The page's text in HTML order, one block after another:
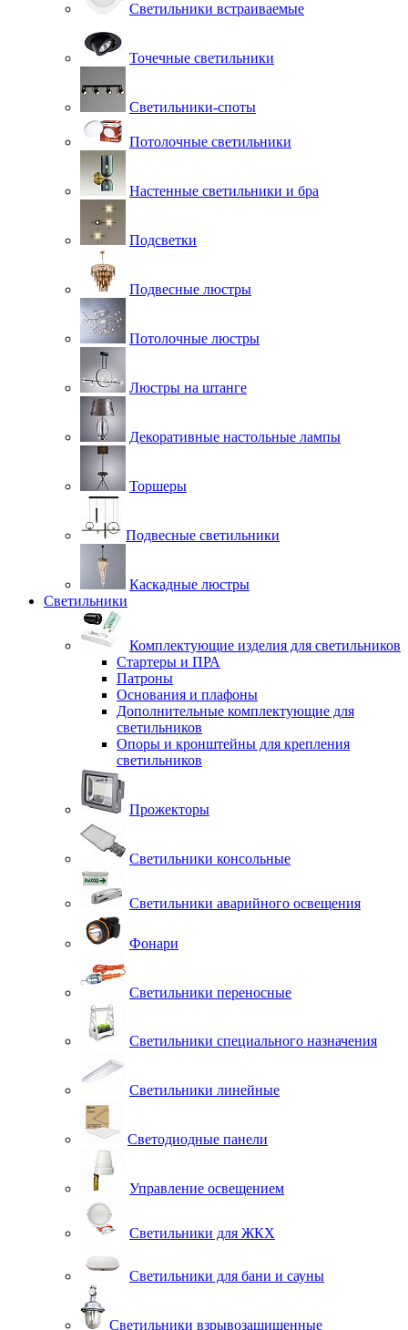
Светильники встраиваемые
Точечные светильники
Светильники-споты
Потолочные светильники
Настенные светильники и бра
Подсветки
Подвесные люстры
Потолочные люстры
Люстры на штанге
Декоративные настольные лампы
Торшеры
Подвесные светильники
Каскадные люстры
Светильники
Комплектующие изделия для светильников
Стартеры и ПРА
Патроны
Основания и плафоны
Дополнительные комплектующие для
светильников
Опоры и кронштейны для крепления
светильников
Прожекторы
Светильники консольные
Светильники аварийного освещения
Фонари
Светильники переносные
Светильники специального назначения
Светильники линейные
Светодиодные панели
Управление освещением
Светильники для ЖКХ
Светильники для бани и сауны
Светильники взрывозащищенные